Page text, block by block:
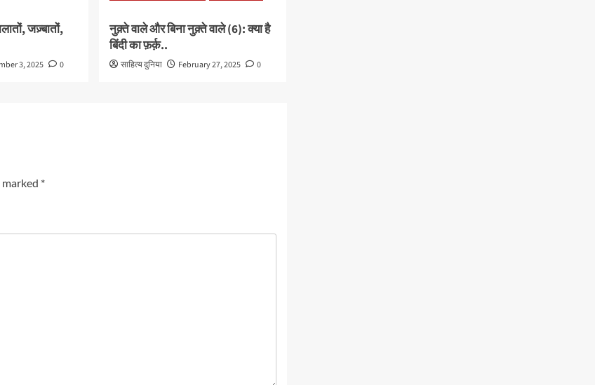
जज़्बातों,
3, 2025 0
नुक़्ते वाले और बिना नुक़्ते वाले (6): क्या है
बिंदी का फ़र्क़..
साहित्य दुनिया February 27, 2025 0
*